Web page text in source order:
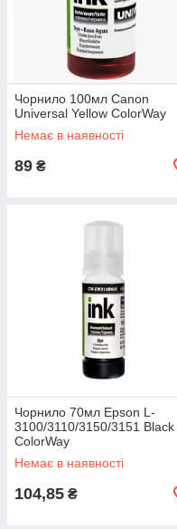
Чорнило 100мл Canon
Universal Yellow ColorWay
Немає в наявності
89 ₴
Чорнило 70мл Epson L-
3100/3110/3150/3151 Black
ColorWay
Немає в наявності
104,85 ₴